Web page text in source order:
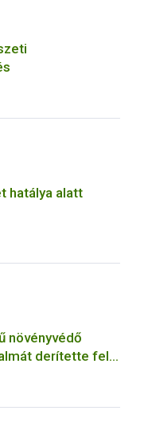
hatálya alatt
növényvédő
derítette fel a